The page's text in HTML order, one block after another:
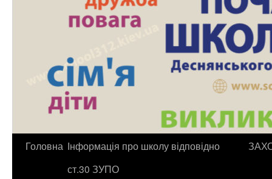
Головна Інформація про школу відповідно
ст.30 ЗУПО